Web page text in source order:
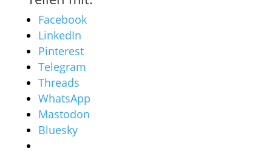
Facebook
LinkedIn
Pinterest
Telegram
Threads
WhatsApp
Mastodon
Bluesky